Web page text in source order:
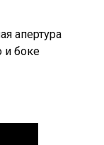
апертура
и боке